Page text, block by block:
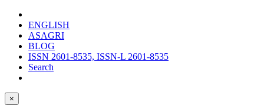
ENGLISH
ASAGRI
BLOG
ISSN 2601-8535, ISSN-L 2601-8535
Search
×